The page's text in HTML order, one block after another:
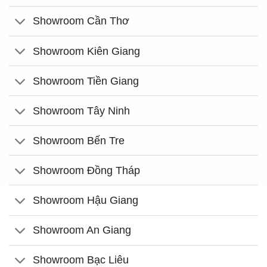
Showroom Cần Thơ
Showroom Kiên Giang
Showroom Tiền Giang
Showroom Tây Ninh
Showroom Bến Tre
Showroom Đồng Tháp
Showroom Hậu Giang
Showroom An Giang
Showroom Bạc Liêu